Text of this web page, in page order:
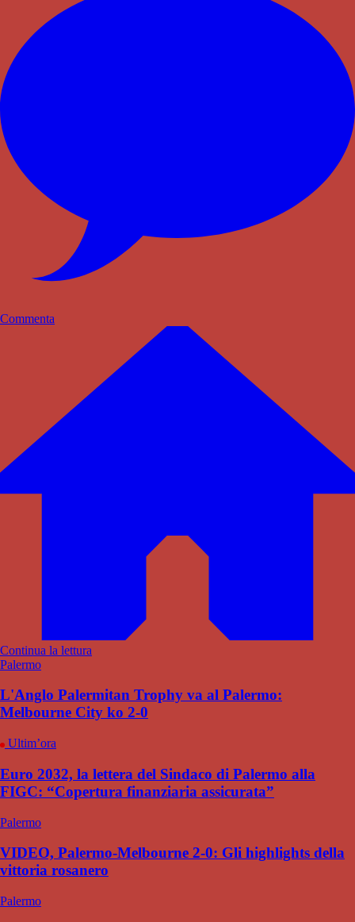
Commenta
Continua la lettura
Palermo
L'Anglo Palermitan Trophy va al Palermo:
Melbourne City ko 2-0
Ultim’ora
Euro 2032, la lettera del Sindaco di Palermo alla
FIGC: “Copertura finanziaria assicurata”
Palermo
VIDEO, Palermo-Melbourne 2-0: Gli highlights della
vittoria rosanero
Palermo